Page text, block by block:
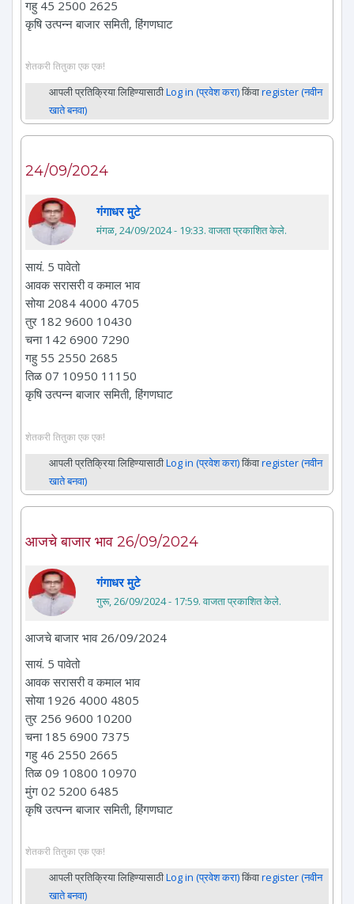
गहु 45 2500 2625
कृषि उत्पन्न बाजार समिती, हिंगणघाट
शेतकरी तितुका एक एक!
आपली प्रतिक्रिया लिहिण्यासाठीLog in (प्रवेश करा)किंवाregister (नवीन
खाते बनवा)
24/09/2024
गंगाधर मुटे
मंगळ, 24/09/2024 - 19:33. वाजता प्रकाशित केले.
सायं. 5 पावेतो
आवक सरासरी व कमाल भाव
सोया 2084 4000 4705
तुर 182 9600 10430
चना 142 6900 7290
गहु 55 2550 2685
तिळ 07 10950 11150
कृषि उत्पन्न बाजार समिती, हिंगणघाट
शेतकरी तितुका एक एक!
आपली प्रतिक्रिया लिहिण्यासाठीLog in (प्रवेश करा)किंवाregister (नवीन
खाते बनवा)
आजचे बाजार भाव 26/09/2024
गंगाधर मुटे
गुरू, 26/09/2024 - 17:59. वाजता प्रकाशित केले.
आजचे बाजार भाव 26/09/2024
सायं. 5 पावेतो
आवक सरासरी व कमाल भाव
सोया 1926 4000 4805
तुर 256 9600 10200
चना 185 6900 7375
गहु 46 2550 2665
तिळ 09 10800 10970
मुंग 02 5200 6485
कृषि उत्पन्न बाजार समिती, हिंगणघाट
शेतकरी तितुका एक एक!
आपली प्रतिक्रिया लिहिण्यासाठीLog in (प्रवेश करा)किंवाregister (नवीन
खाते बनवा)